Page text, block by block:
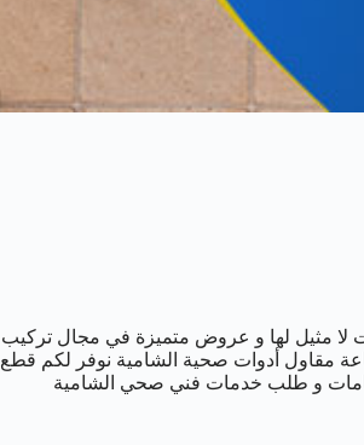
مثيل لها و عروض متميزة في مجال تركيب
و السخانات و الفلاتر و غيرها من خدمات السباكة رقم هاتفنا يعمل 24 ساعة مقاول أدوات صحية الشامية نوفر لكم قطع
و طلب خدمات فني صحي الشامية